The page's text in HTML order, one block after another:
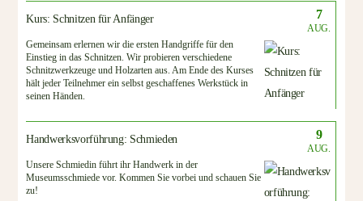
Kurs: Schnitzen für Anfänger 7
AUG.
Gemeinsam erlernen wir die ersten Handgriffe für den
Einstieg in das Schnitzen. Wir probieren verschiedene
Schnitzwerkzeuge und Holzarten aus. Am Ende des Kurses
hält jeder Teilnehmer ein selbst geschaffenes Werkstück in
seinen Händen.
Handwerksvorführung: Schmieden 9
AUG.
Unsere Schmiedin führt ihr Handwerk in der
Museumsschmiede vor. Kommen Sie vorbei und schauen Sie
zu!